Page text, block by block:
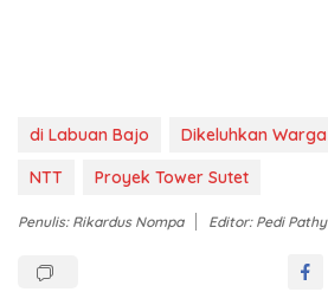
di Labuan Bajo Dikeluhkan Warga
NTT
Proyek Tower Sutet
Penulis: Rikardus Nompa Editor: Pedi Pathy